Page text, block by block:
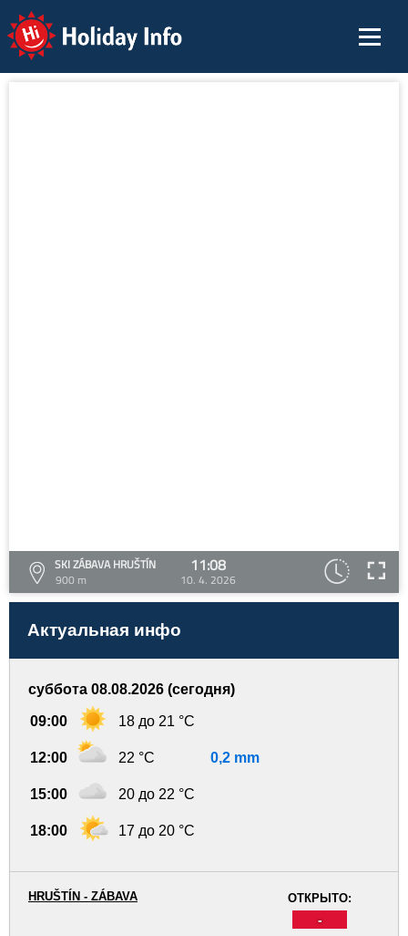
Holiday Info
SKI ZÁBAVA HRUŠTÍN
900 m
11:08
10. 4. 2026
Актуальная инфо
суббота 08.08.2026 (сегодня)
09:00 18 до 21 °C
12:00 22 °C 0,2 mm
15:00 20 до 22 °C
18:00 17 до 20 °C
ОТКРЫТО:
-
HRUŠTÍN - ZÁBAVA